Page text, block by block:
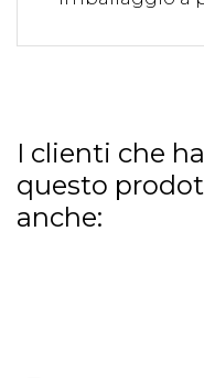
I clienti che
questo
anche: